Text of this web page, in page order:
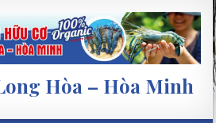
Hòa – Hòa Minh